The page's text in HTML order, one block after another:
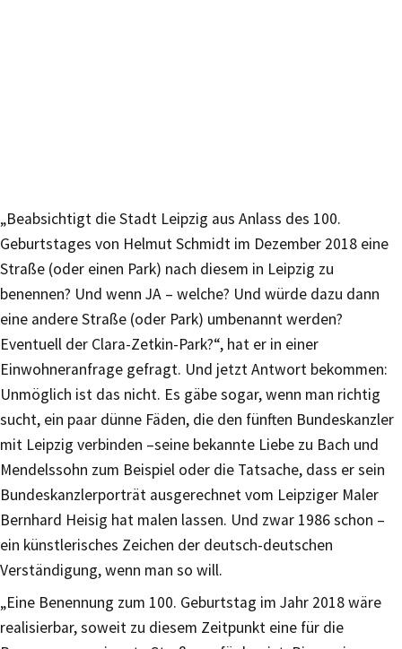
„Beabsichtigt die Stadt Leipzig aus Anlass des 100.
Geburtstages von Helmut Schmidt im Dezember 2018 eine
Straße (oder einen Park) nach diesem in Leipzig zu
benennen? Und wenn JA – welche? Und würde dazu dann
eine andere Straße (oder Park) umbenannt werden?
Eventuell der Clara-Zetkin-Park?“, hat er in einer
Einwohneranfrage gefragt. Und jetzt Antwort bekommen:
Unmöglich ist das nicht. Es gäbe sogar, wenn man richtig
sucht, ein paar dünne Fäden, die den fünften Bundeskanzler
mit Leipzig verbinden –seine bekannte Liebe zu Bach und
Mendelssohn zum Beispiel oder die Tatsache, dass er sein
Bundeskanzlerporträt ausgerechnet vom Leipziger Maler
Bernhard Heisig hat malen lassen. Und zwar 1986 schon –
ein künstlerisches Zeichen der deutsch-deutschen
Verständigung, wenn man so will.
„Eine Benennung zum 100. Geburtstag im Jahr 2018 wäre
realisierbar, soweit zu diesem Zeitpunkt eine für die